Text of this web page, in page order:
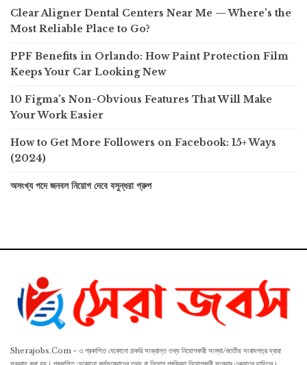
Clear Aligner Dental Centers Near Me — Where’s the
Most Reliable Place to Go?
PPF Benefits in Orlando: How Paint Protection Film
Keeps Your Car Looking New
10 Figma’s Non-Obvious Features That Will Make
Your Work Easier
How to Get More Followers on Facebook: 15+ Ways
(2024)
অসংখ্য পদে জনবল নিয়োগ দেবে বসুন্ধরা গ্রুপ
Sherajobs.Com - এ প্রকাশিত যেকোনো চাকরি সংক্রান্ত তথ্য নিয়োগকারী সংস্থা/জাতীয় সংবাদপত্র দ্বারা